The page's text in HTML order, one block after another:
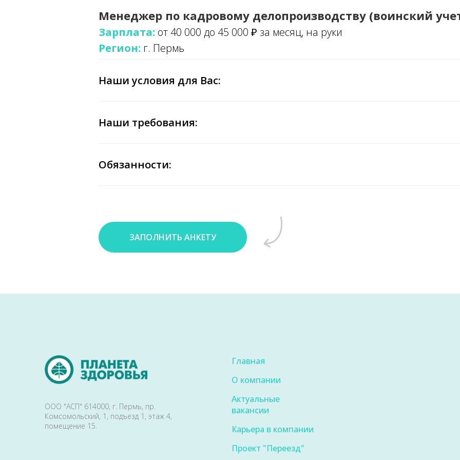
Менеджер по кадровому делопроизводству (воинский
Зарплата: от 40 000 до 45 000 ₽ за месяц, на руки
Регион: г. Пермь
Наши условия для Вас:
Наши требования:
Обязанности:
ЗАПОЛНИТЬ АНКЕТУ
ООО "АСП" 614000, г. Пермь, пр.
Комсомольский, 1, подъезд 1, этаж 4,
помещение 15.
Главная
О компании
Актуальные
вакансии
Карьера в компании
Проект "Переезд"